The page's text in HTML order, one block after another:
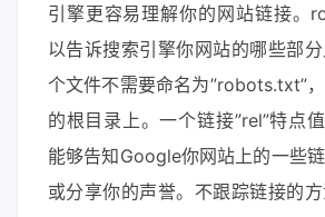
引擎更容易理解你的网站链接。
以告诉搜索引擎你网站的哪些部
个文件不需要命名为”robots.txt”
的根目录上。一个链接”rel”特点
能够告知Google你网站上的一些
或分享你的声誉。不跟踪链接的